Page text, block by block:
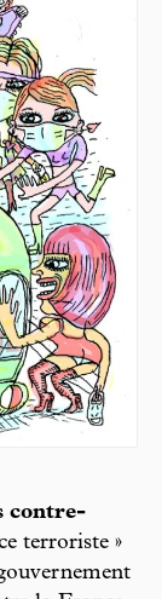
contre-
terroriste »